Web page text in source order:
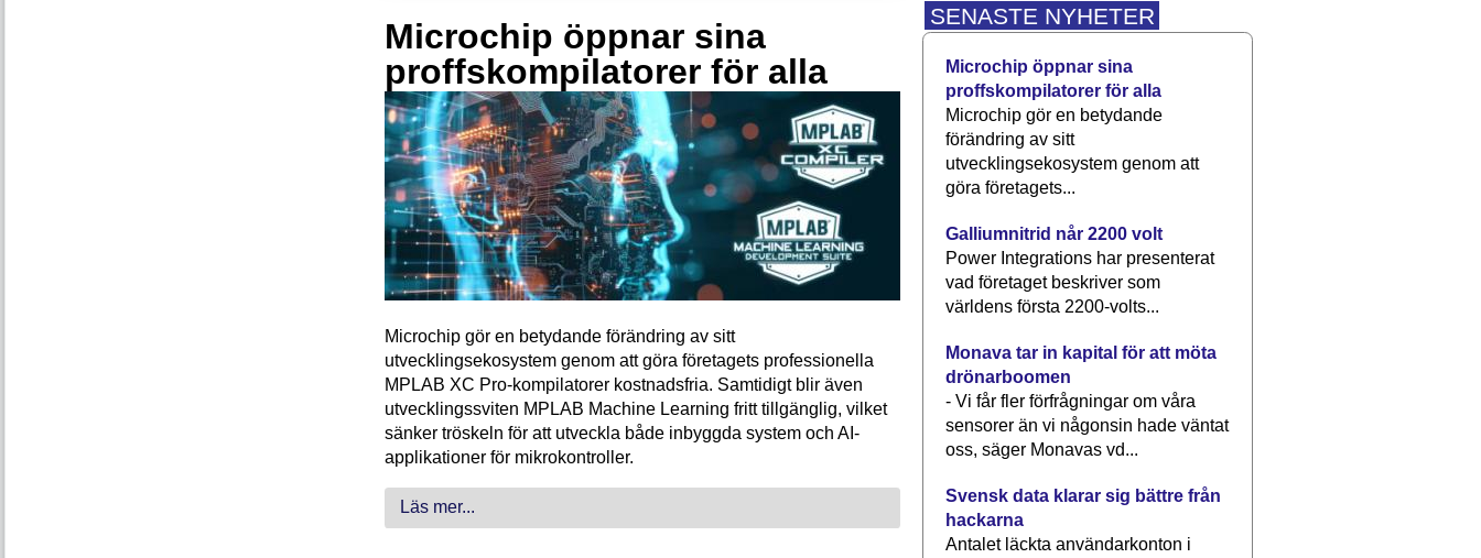
Microchip öppnar sina
proffskompilatorer för alla
Microchip gör en betydande förändring av sitt
utvecklingsekosystem genom att göra företagets professionella
MPLAB XC Pro-kompilatorer kostnadsfria. Samtidigt blir även
utvecklingssviten MPLAB Machine Learning fritt tillgänglig, vilket
sänker tröskeln för att utveckla både inbyggda system och AI-
applikationer för mikrokontroller.
Läs mer...
SENASTE NYHETER
Microchip öppnar sina
proffskompilatorer för alla
Microchip gör en betydande
förändring av sitt
utvecklingsekosystem genom att
göra företagets...
Galliumnitrid når 2200 volt
Power Integrations har presenterat
vad företaget beskriver som
världens första 2200-volts...
Monava tar in kapital för att möta
drönarboomen
- Vi får fler förfrågningar om våra
sensorer än vi någonsin hade väntat
oss, säger Monavas vd...
Svensk data klarar sig bättre från
hackarna
Antalet läckta användarkonton i